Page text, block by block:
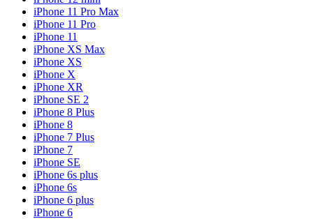
iPhone 11 Pro Max
iPhone 11 Pro
iPhone 11
iPhone XS Max
iPhone XS
iPhone X
iPhone XR
iPhone SE 2
iPhone 8 Plus
iPhone 8
iPhone 7 Plus
iPhone 7
iPhone SE
iPhone 6s plus
iPhone 6s
iPhone 6 plus
iPhone 6